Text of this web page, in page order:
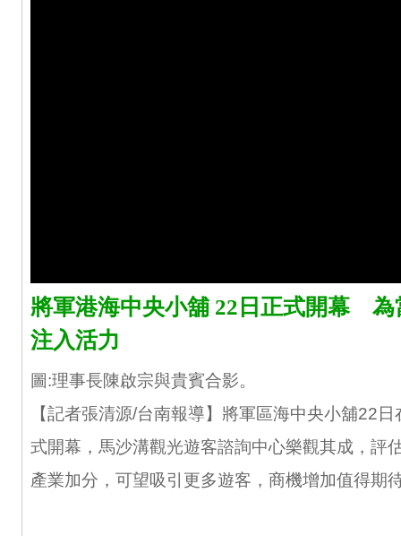
將軍港海中央小舖 22日正式開幕 為
注入活力
圖:理事長陳啟宗與貴賓合影。
【記者張清源/台南報導】將軍區海中央小舖22
式開幕，馬沙溝觀光遊客諮詢中心樂觀其成，評
產業加分，可望吸引更多遊客，商機增加值得期